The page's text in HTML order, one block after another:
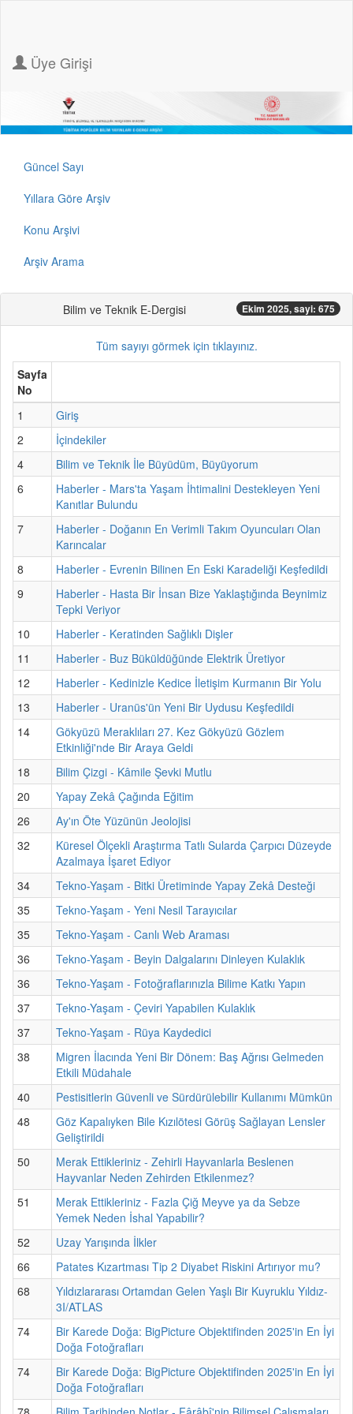
Üye Girişi
Güncel Sayı
Yıllara Göre Arşiv
Konu Arşivi
Arşiv Arama
Bilim ve Teknik E-Dergisi Ekim 2025, sayi: 675
Tüm sayıyı görmek için tıklayınız.
Sayfa
No
1
Giriş
2
İçindekiler
4
Bilim ve Teknik İle Büyüdüm, Büyüyorum
6
Haberler - Mars'ta Yaşam İhtimalini Destekleyen Yeni
Kanıtlar Bulundu
7
Haberler - Doğanın En Verimli Takım Oyuncuları Olan
Karıncalar
8
Haberler - Evrenin Bilinen En Eski Karadeliği Keşfedildi
9
Haberler - Hasta Bir İnsan Bize Yaklaştığında Beynimiz
Tepki Veriyor
10
Haberler - Keratinden Sağlıklı Dişler
11
Haberler - Buz Büküldüğünde Elektrik Üretiyor
12
Haberler - Kedinizle Kedice İletişim Kurmanın Bir Yolu
13
Haberler - Uranüs'ün Yeni Bir Uydusu Keşfedildi
14
Gökyüzü Meraklıları 27. Kez Gökyüzü Gözlem
Etkinliği'nde Bir Araya Geldi
18
Bilim Çizgi - Kâmile Şevki Mutlu
20
Yapay Zekâ Çağında Eğitim
26
Ay'ın Öte Yüzünün Jeolojisi
32
Küresel Ölçekli Araştırma Tatlı Sularda Çarpıcı Düzeyde
Azalmaya İşaret Ediyor
34
Tekno-Yaşam - Bitki Üretiminde Yapay Zekâ Desteği
35
Tekno-Yaşam - Yeni Nesil Tarayıcılar
35
Tekno-Yaşam - Canlı Web Araması
36
Tekno-Yaşam - Beyin Dalgalarını Dinleyen Kulaklık
36
Tekno-Yaşam - Fotoğraflarınızla Bilime Katkı Yapın
37
Tekno-Yaşam - Çeviri Yapabilen Kulaklık
37
Tekno-Yaşam - Rüya Kaydedici
38
Migren İlacında Yeni Bir Dönem: Baş Ağrısı Gelmeden
Etkili Müdahale
40
Pestisitlerin Güvenli ve Sürdürülebilir Kullanımı Mümkün
48
Göz Kapalıyken Bile Kızılötesi Görüş Sağlayan Lensler
Geliştirildi
50
Merak Ettikleriniz - Zehirli Hayvanlarla Beslenen
Hayvanlar Neden Zehirden Etkilenmez?
51
Merak Ettikleriniz - Fazla Çiğ Meyve ya da Sebze
Yemek Neden İshal Yapabilir?
52
Uzay Yarışında İlkler
66
Patates Kızartması Tip 2 Diyabet Riskini Artırıyor mu?
68
Yıldızlararası Ortamdan Gelen Yaşlı Bir Kuyruklu Yıldız-
3I/ATLAS
74
Bir Karede Doğa: BigPicture Objektifinden 2025'in En İyi
Doğa Fotoğrafları
74
Bir Karede Doğa: BigPicture Objektifinden 2025'in En İyi
Doğa Fotoğrafları